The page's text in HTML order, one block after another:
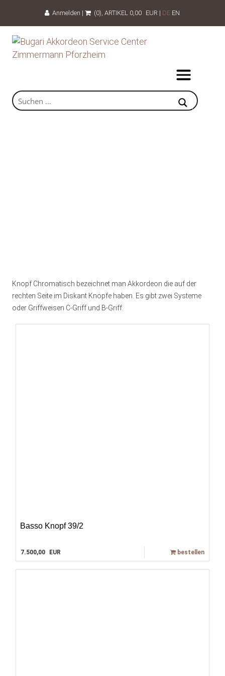
Anmelden | (0), ARTIKEL 0,00 EUR | DE EN
Knopf Chromatisch bezeichnet man Akkordeon die auf der
rechten Seite im Diskant Knöpfe haben. Es gibt zwei Systeme
oder Griffweisen C-Griff und B-Griff.
Basso Knopf 39/2
7.500,00 EUR bestellen